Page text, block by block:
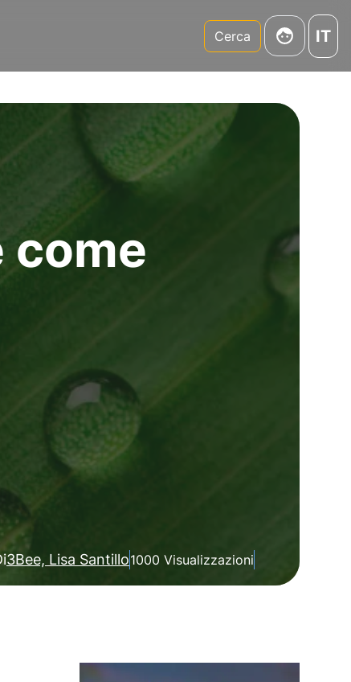
Cerca IT
come
3Bee, Lisa Santillo1000 Visualizzazioni